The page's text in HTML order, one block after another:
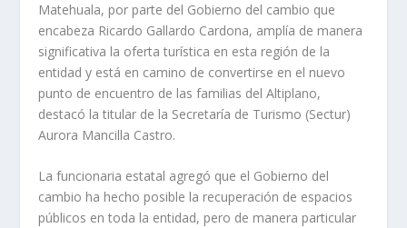
Matehuala, por parte del Gobierno del cambio que
encabeza Ricardo Gallardo Cardona, amplía de manera
significativa la oferta turística en esta región de la
entidad y está en camino de convertirse en el nuevo
punto de encuentro de las familias del Altiplano,
destacó la titular de la Secretaría de Turismo (Sectur)
Aurora Mancilla Castro.
La funcionaria estatal agregó que el Gobierno del
cambio ha hecho posible la recuperación de espacios
públicos en toda la entidad, pero de manera particular